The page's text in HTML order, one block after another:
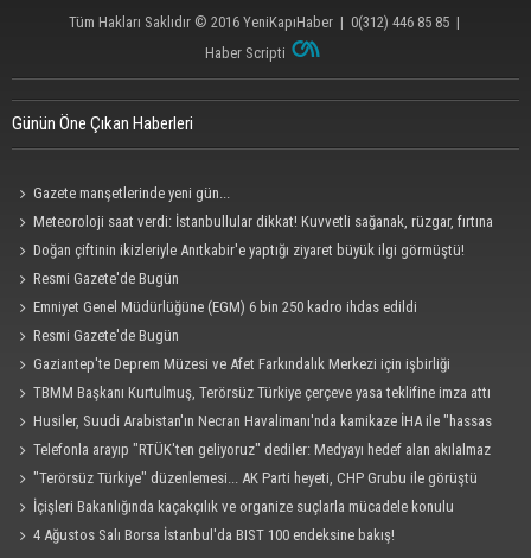
Tüm Hakları Saklıdır © 2016 YeniKapıHaber| 0(312) 446 85 85|
Haber Scripti
Günün Öne Çıkan Haberleri
Gazete manşetlerinde yeni gün...
Meteoroloji saat verdi: İstanbullular dikkat! Kuvvetli sağanak, rüzgar, fırtına
geliyor... Tedbirinizi alın
Doğan çiftinin ikizleriyle Anıtkabir'e yaptığı ziyaret büyük ilgi görmüştü!
Bakanlık devreye girdi: Devlet şefkat elini uzattı
Resmi Gazete'de Bugün
Emniyet Genel Müdürlüğüne (EGM) 6 bin 250 kadro ihdas edildi
Resmi Gazete'de Bugün
Gaziantep'te Deprem Müzesi ve Afet Farkındalık Merkezi için işbirliği
protokolü imzalandı
TBMM Başkanı Kurtulmuş, Terörsüz Türkiye çerçeve yasa teklifine imza attı
Husiler, Suudi Arabistan'ın Necran Havalimanı'nda kamikaze İHA ile "hassas
bir hedefi" vurduklarını açıkladı
Telefonla arayıp "RTÜK'ten geliyoruz" dediler: Medyayı hedef alan akılalmaz
tuzak ifşa oldu
"Terörsüz Türkiye" düzenlemesi... AK Parti heyeti, CHP Grubu ile görüştü
İçişleri Bakanlığında kaçakçılık ve organize suçlarla mücadele konulu
güvenlik toplantısı yapıldı
4 Ağustos Salı Borsa İstanbul'da BIST 100 endeksine bakış!